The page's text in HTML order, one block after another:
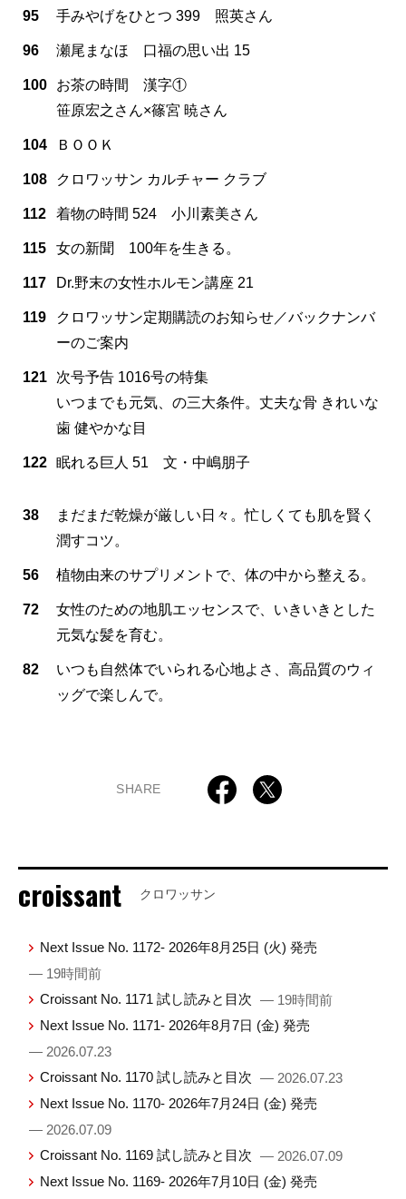
95 手みやげをひとつ 399 照英さん
96 瀬尾まなほ 口福の思い出 15
100
お茶の時間 漢字①
笹原宏之さん×篠宮 暁さん
104 ＢＯＯＫ
108 クロワッサン カルチャー クラブ
112 着物の時間 524 小川素美さん
115 女の新聞 100年を生きる。
117 Dr.野末の女性ホルモン講座 21
119
クロワッサン定期購読のお知らせ／バックナンバ
ーのご案内
121
次号予告 1016号の特集
いつまでも元気、の三大条件。丈夫な骨 きれいな
歯 健やかな目
122 眠れる巨人 51 文・中嶋朋子
38
まだまだ乾燥が厳しい日々。忙しくても肌を賢く
潤すコツ。
56 植物由来のサプリメントで、体の中から整える。
72
女性のための地肌エッセンスで、いきいきとした
元気な髪を育む。
82
いつも自然体でいられる心地よさ、高品質のウィ
ッグで楽しんで。
SHARE
croissant クロワッサン
Next Issue No. 1172- 2026年8月25日 (火) 発売
— 19時間前
Croissant No. 1171 試し読みと目次 — 19時間前
Next Issue No. 1171- 2026年8月7日 (金) 発売
— 2026.07.23
Croissant No. 1170 試し読みと目次 — 2026.07.23
Next Issue No. 1170- 2026年7月24日 (金) 発売
— 2026.07.09
Croissant No. 1169 試し読みと目次 — 2026.07.09
Next Issue No. 1169- 2026年7月10日 (金) 発売